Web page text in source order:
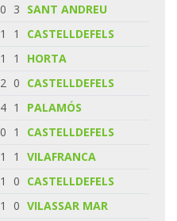
0 3 SANT ANDREU
1 1
CASTELLDEFELS
1 1
HORTA
2 0 CASTELLDEFELS
4 1
PALAMÓS
0 1
CASTELLDEFELS
1 1
VILAFRANCA
1 0 CASTELLDEFELS
1 0 VILASSAR MAR